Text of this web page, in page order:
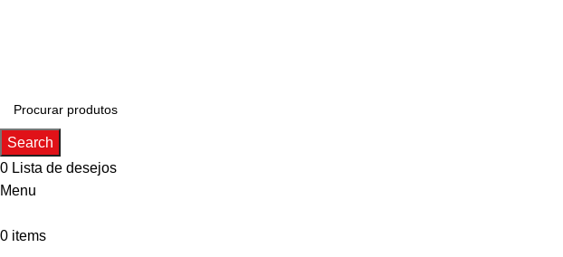
Search
0 Lista de desejos
Menu
0 items